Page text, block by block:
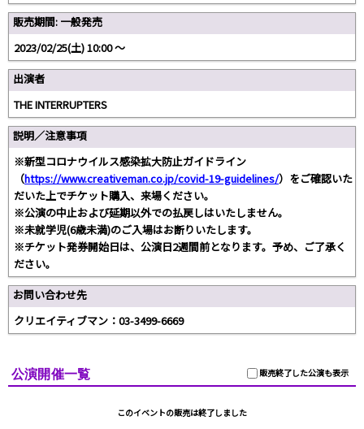
販売期間: 一般発売
2023/02/25(土) 10:00 〜
出演者
THE INTERRUPTERS
説明／注意事項
※新型コロナウイルス感染拡大防止ガイドライン
（https://www.creativeman.co.jp/covid-19-guidelines/）をご確認いた
だいた上でチケット購入、来場ください。
※公演の中止および延期以外での払戻しはいたしません。
※未就学児(6歳未満)のご入場はお断りいたします。
※チケット発券開始日は、公演日2週間前となります。予め、ご了承く
ださい。
お問い合わせ先
クリエイティブマン：03-3499-6669
販売終了した公演も表示
公演開催一覧
このイベントの販売は終了しました